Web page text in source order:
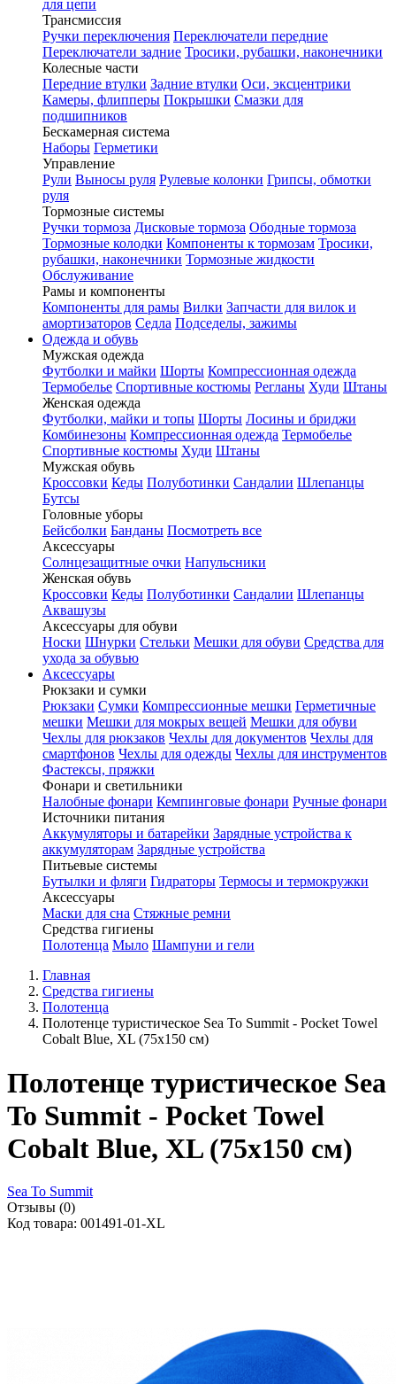
для цепи
Трансмиссия
Ручки переключения Переключатели передние
Переключатели задние Тросики, рубашки, наконечники
Колесные части
Передние втулки Задние втулки Оси, эксцентрики
Камеры, флипперы Покрышки Смазки для
подшипников
Бескамерная система
Наборы Герметики
Управление
Рули Выносы руля Рулевые колонки Грипсы, обмотки
руля
Тормозные системы
Ручки тормоза Дисковые тормоза Ободные тормоза
Тормозные колодки Компоненты к тормозам Тросики,
рубашки, наконечники Тормозные жидкости
Обслуживание
Рамы и компоненты
Компоненты для рамы Вилки Запчасти для вилок и
амортизаторов Седла Подседелы, зажимы
Одежда и обувь
Мужская одежда
Футболки и майки Шорты Компрессионная одежда
Термобелье Спортивные костюмы Регланы Худи Штаны
Женская одежда
Футболки, майки и топы Шорты Лосины и бриджи
Комбинезоны Компрессионная одежда Термобелье
Спортивные костюмы Худи Штаны
Мужская обувь
Кроссовки Кеды Полуботинки Сандалии Шлепанцы
Бутсы
Головные уборы
Бейсболки Банданы Посмотреть все
Аксессуары
Солнцезащитные очки Напульсники
Женская обувь
Кроссовки Кеды Полуботинки Сандалии Шлепанцы
Аквашузы
Аксессуары для обуви
Носки Шнурки Стельки Мешки для обуви Средства для
ухода за обувью
Аксессуары
Рюкзаки и сумки
Рюкзаки Сумки Компрессионные мешки Герметичные
мешки Мешки для мокрых вещей Мешки для обуви
Чехлы для рюкзаков Чехлы для документов Чехлы для
смартфонов Чехлы для одежды Чехлы для инструментов
Фастексы, пряжки
Фонари и светильники
Налобные фонари Кемпинговые фонари Ручные фонари
Источники питания
Аккумуляторы и батарейки Зарядные устройства к
аккумуляторам Зарядные устройства
Питьевые системы
Бутылки и фляги Гидраторы Термосы и термокружки
Аксессуары
Маски для сна Стяжные ремни
Средства гигиены
Полотенца Мыло Шампуни и гели
Главная
Средства гигиены
Полотенца
Полотенце туристическое Sea To Summit - Pocket Towel
Cobalt Blue, XL (75x150 см)
Полотенце туристическое Sea
To Summit - Pocket Towel
Cobalt Blue, XL (75x150 см)
Sea To Summit
Отзывы (0)
Код товара: 001491-01-XL